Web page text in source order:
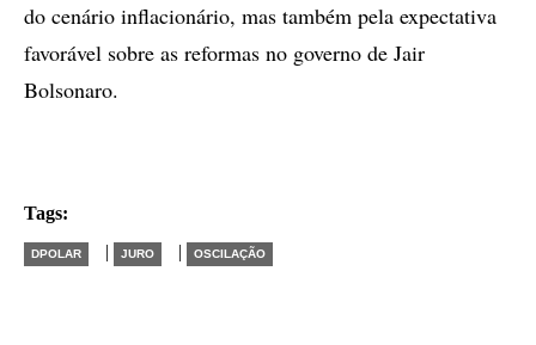
do cenário inflacionário, mas também pela expectativa
favorável sobre as reformas no governo de Jair
Bolsonaro.
Tags:
DPOLAR | JURO | OSCILAÇÃO